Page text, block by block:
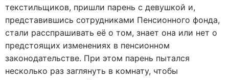
текстильщиков, пришли парень с девушкой и,
представившись сотрудниками Пенсионного фонда,
стали расспрашивать её о том, знает она или нет о
предстоящих изменениях в пенсионном
законодательстве. При этом парень пытался
несколько раз заглянуть в комнату, чтобы